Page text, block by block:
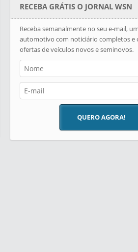
RECEBA GRÁTIS O JORNAL WSN
Receba semanalmente no seu e-mail,
automotivo com noticiário completos e
ofertas de veículos novos e seminovos.
QUERO AGORA!